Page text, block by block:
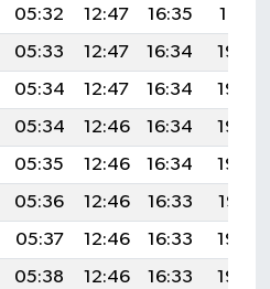
05:32 12:47 16:35
19:51
05:33 12:47 16:34
19:50
05:34 12:47 16:34
19:49
05:34 12:46 16:34
19:49
05:35 12:46 16:34
19:48
05:36 12:46 16:33
19:47
05:37 12:46 16:33
19:46
05:38 12:46 16:33
19:45